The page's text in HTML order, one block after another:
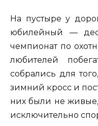
На пустыре у
юбилейный —
чемпионат по
любителей
собрались для
зимний кросс и
них были не
исключительно